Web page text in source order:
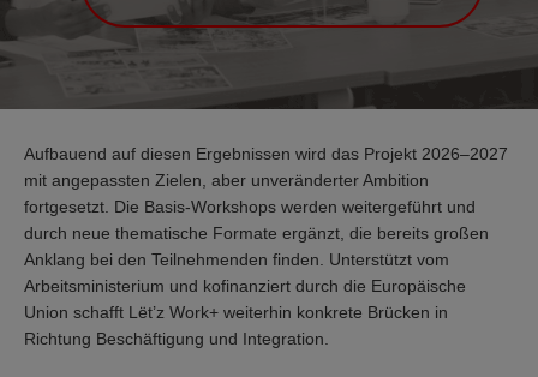
Aufbauend auf diesen Ergebnissen wird das Projekt 2026–2027
mit angepassten Zielen, aber unveränderter Ambition
fortgesetzt. Die Basis-Workshops werden weitergeführt und
durch neue thematische Formate ergänzt, die bereits großen
Anklang bei den Teilnehmenden finden. Unterstützt vom
Arbeitsministerium und kofinanziert durch die Europäische
Union schafft Lët’z Work+ weiterhin konkrete Brücken in
Richtung Beschäftigung und Integration.